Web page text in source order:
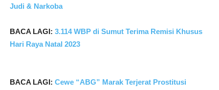
Judi & Narkoba
BACA LAGI: 3.114 WBP di Sumut Terima Remisi Khusus
Hari Raya Natal 2023
BACA LAGI: Cewe “ABG” Marak Terjerat Prostitusi